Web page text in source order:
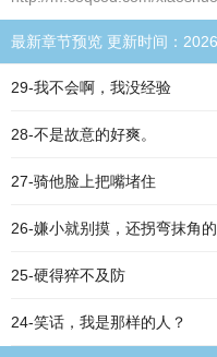
最新章节预览 更新时间：
29-我不会啊，我没经验
28-不是故意的好爽。
27-骑他脸上把嘴堵住
26-嫌小就别摸，还拐弯抹角的
25-硬得猝不及防
24-笑话，我是那样的人？